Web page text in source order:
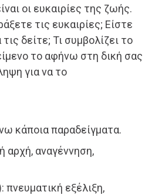
οι ευκαιρίες της ζωής.
τις ευκαιρίες; Είστε
δείτε; Τι συμβολίζει το
το αφήνω στη δική σας
για να το
κάποια παραδείγματα.
αρχή, αναγέννηση,
εξέλιξη,